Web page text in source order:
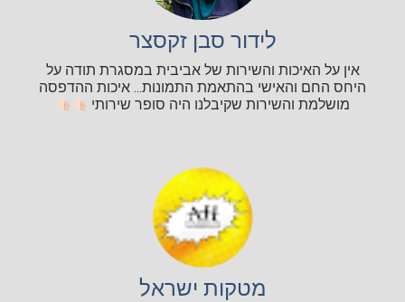
לידור סבן זקסצר
אין על האיכות והשירות של אביבית במסגרת תודה על
היחס החם והאישי בהתאמת התמונות... איכות ההדפסה
מושלמת והשירות שקיבלנו היה סופר שירותי
מטקות ישראל